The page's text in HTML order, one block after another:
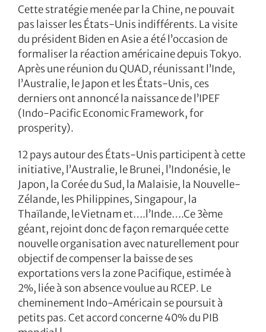
Cette stratégie menée par la Chine, ne pouvait
pas laisser les États-Unis indifférents. La visite
du président Biden en Asie a été l’occasion de
formaliser la réaction américaine depuis Tokyo.
Après une réunion du QUAD, réunissant l’Inde,
l’Australie, le Japon et les États-Unis, ces
derniers ont annoncé la naissance de l’IPEF
(Indo-Pacific Economic Framework, for
prosperity).
12 pays autour des États-Unis participent à cette
initiative, l’Australie, le Brunei, l’Indonésie, le
Japon, la Corée du Sud, la Malaisie, la Nouvelle-
Zélande, les Philippines, Singapour, la
Thaïlande, le Vietnam et….l’Inde….Ce 3ème
géant, rejoint donc de façon remarquée cette
nouvelle organisation avec naturellement pour
objectif de compenser la baisse de ses
exportations vers la zone Pacifique, estimée à
2%, liée à son absence voulue au RCEP. Le
cheminement Indo-Américain se poursuit à
petits pas. Cet accord concerne 40% du PIB